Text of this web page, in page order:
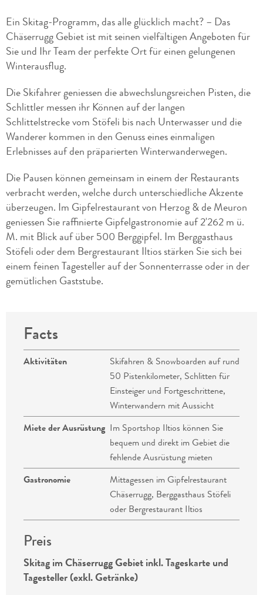
Ein Skitag-Programm, das alle glücklich macht? – Das
Chäserrugg Gebiet ist mit seinen vielfältigen Angeboten für
Sie und Ihr Team der perfekte Ort für einen gelungenen
Winterausflug.
Die Skifahrer geniessen die abwechslungsreichen Pisten, die
Schlittler messen ihr Können auf der langen
Schlittelstrecke vom Stöfeli bis nach Unterwasser und die
Wanderer kommen in den Genuss eines einmaligen
Erlebnisses auf den präparierten Winterwanderwegen.
Die Pausen können gemeinsam in einem der Restaurants
verbracht werden, welche durch unterschiedliche Akzente
überzeugen. Im Gipfelrestaurant von Herzog & de Meuron
geniessen Sie raffinierte Gipfelgastronomie auf 2'262 m ü.
M. mit Blick auf über 500 Berggipfel. Im Berggasthaus
Stöfeli oder dem Bergrestaurant Iltios stärken Sie sich bei
einem feinen Tagesteller auf der Sonnenterrasse oder in der
gemütlichen Gaststube.
Facts
Aktivitäten
Skifahren & Snowboarden auf rund
50 Pistenkilometer, Schlitten für
Einsteiger und Fortgeschrittene,
Winterwandern mit Aussicht
Miete der Ausrüstung Im Sportshop Iltios können Sie
bequem und direkt im Gebiet die
fehlende Ausrüstung mieten
Gastronomie
Mittagessen im Gipfelrestaurant
Chäserrugg, Berggasthaus Stöfeli
oder Bergrestaurant Iltios
Preis
Skitag im Chäserrugg Gebiet inkl. Tageskarte und
Tagesteller (exkl. Getränke)